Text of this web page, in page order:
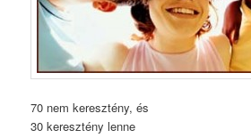
70 nem keresztény, és
30 keresztény lenne